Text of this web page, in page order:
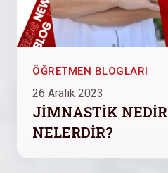
ÖĞRETMEN BLOGLARI
26 Aralık 2023
JİMNASTİK
NELERDİR?